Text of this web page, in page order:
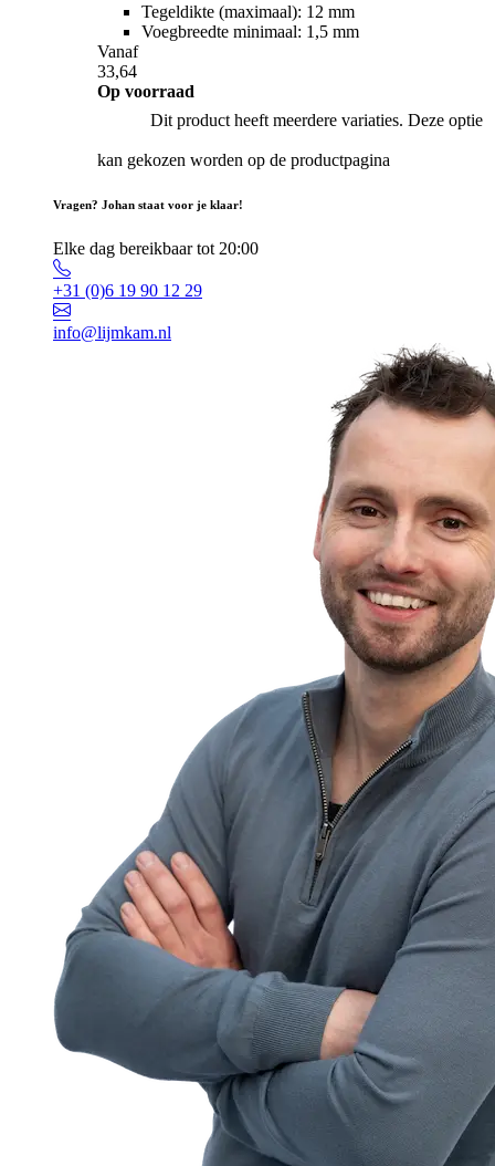
Tegeldikte (maximaal): 12 mm
Voegbreedte minimaal: 1,5 mm
Vanaf
33,64
Op voorraad
Dit product heeft meerdere variaties. Deze optie
kan gekozen worden op de productpagina
Vragen? Johan staat voor je klaar!
Elke dag bereikbaar tot 20:00
+31 (0)6 19 90 12 29
info@lijmkam.nl